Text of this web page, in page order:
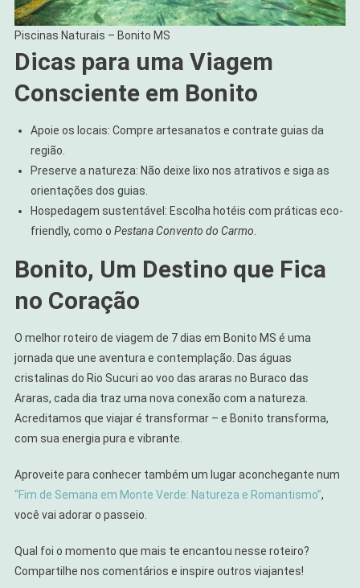
Piscinas Naturais – Bonito MS
Dicas para uma Viagem
Consciente em Bonito
Apoie os locais: Compre artesanatos e contrate guias da
região.
Preserve a natureza: Não deixe lixo nos atrativos e siga as
orientações dos guias.
Hospedagem sustentável: Escolha hotéis com práticas eco-
friendly, como o Pestana Convento do Carmo.
Bonito, Um Destino que Fica
no Coração
O melhor roteiro de viagem de 7 dias em Bonito MS é uma
jornada que une aventura e contemplação. Das águas
cristalinas do Rio Sucuri ao voo das araras no Buraco das
Araras, cada dia traz uma nova conexão com a natureza.
Acreditamos que viajar é transformar – e Bonito transforma,
com sua energia pura e vibrante.
Aproveite para conhecer também um lugar aconchegante num
“Fim de Semana em Monte Verde: Natureza e Romantismo”,
você vai adorar o passeio.
Qual foi o momento que mais te encantou nesse roteiro?
Compartilhe nos comentários e inspire outros viajantes!